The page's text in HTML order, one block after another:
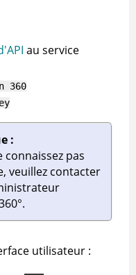
au service
360
:
connaissez pas
veuillez contacter
.
utilisateur :